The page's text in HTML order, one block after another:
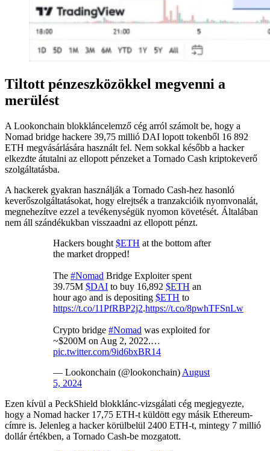
Tiltott pénzeszközökkel megvenni a
merülést
A Lookonchain blokkláncelemző cég arról számolt be, hogy a
Nomad bridge hackere 39,75 millió DAI lopott tokenből 16 892
ETH megvásárlására használt fel. Nem sokkal később a hacker
elkezdte átutalni az ellopott pénzeket a Tornado Cash kriptokeverő
szolgáltatásba.
A hackerek gyakran használják a Tornado Cash-hez hasonló
keverőszolgáltatásokat, hogy elrejtsék a tranzakcióik nyomvonalát,
megnehezítve ezzel a tevékenységük nyomon követését. Általában
nem áll szándékukban visszaadni az ellopott pénzt.
Hackers bought $ETH at the bottom after
the market dropped!
The #Nomad Bridge Exploiter spent
39.75M $DAI to buy 16,892 $ETH an
hour ago and is depositing $ETH to
https://t.co/11PfRBP2j2.https://t.co/8pwhTFSnLw
Crypto bridge #Nomad was exploited for
~$200M on Aug 2, 2022.…
pic.twitter.com/9id6bxBR14
— Lookonchain (@lookonchain) August
5, 2024
Ezen kívül a PeckShield blokklánc-vizsgálati cég megjegyezte,
hogy a Nomad hacker 17,75 ETH-t küldött egy másik Ethereum-
címre is. Jelenleg a hacker körülbelül 2400 ETH-t, mintegy 7 millió
dollár értékben, a Tornado Cash-be mozgatott.